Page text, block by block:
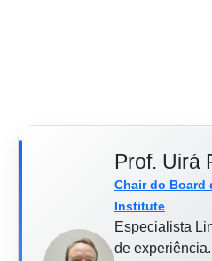
Prof. Uirá
Chair do Board
Institute
Especialista
de experiência.